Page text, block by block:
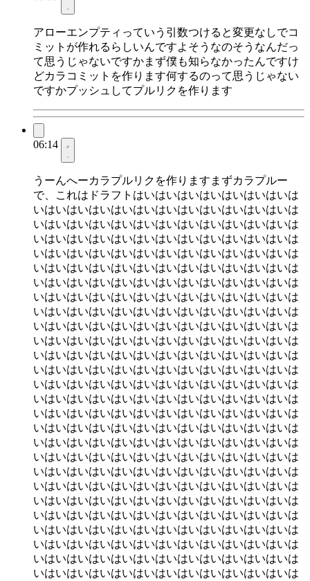
アローエンプティっていう引数つけると変更なしでコ
ミットが作れるらしいんですよそうなのそうなんだっ
て思うじゃないですかまず僕も知らなかったんですけ
どカラコミットを作ります何するのって思うじゃない
ですかプッシュしてプルリクを作ります
06:14
うーんへーカラプルリクを作りますまずカラプルー
で、これはドラフトはいはいはいはいはいはいはいは
いはいはいはいはいはいはいはいはいはいはいはいは
いはいはいはいはいはいはいはいはいはいはいはいは
いはいはいはいはいはいはいはいはいはいはいはいは
いはいはいはいはいはいはいはいはいはいはいはいは
いはいはいはいはいはいはいはいはいはいはいはいは
いはいはいはいはいはいはいはいはいはいはいはいは
いはいはいはいはいはいはいはいはいはいはいはいは
いはいはいはいはいはいはいはいはいはいはいはいは
いはいはいはいはいはいはいはいはいはいはいはいは
いはいはいはいはいはいはいはいはいはいはいはいは
いはいはいはいはいはいはいはいはいはいはいはいは
いはいはいはいはいはいはいはいはいはいはいはいは
いはいはいはいはいはいはいはいはいはいはいはいは
いはいはいはいはいはいはいはいはいはいはいはいは
いはいはいはいはいはいはいはいはいはいはいはいは
いはいはいはいはいはいはいはいはいはいはいはいは
いはいはいはいはいはいはいはいはいはいはいはいは
いはいはいはいはいはいはいはいはいはいはいはいは
いはいはいはいはいはいはいはいはいはいはいはいは
いはいはいはいはいはいはいはいはいはいはいはいは
いはいはいはいはいはいはいはいはいはいはいはいは
いはいはいはいはいはいはいはいはいはいはいはいは
いはいはいはいはいはいはいはいはいはいはいはいは
いはいはいはいはいはいはいはいはいはいはいはいは
いはいはいはいはいはいはいはいはいはいはいはいは
いはいはいはいはいはいはいはいはいはいはいはいは